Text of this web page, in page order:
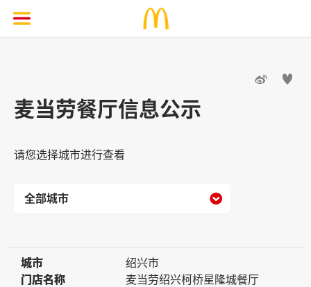
 
麦当劳餐厅信息公示
请您选择城市进行查看

城市
城市
绍兴市
门店名称
门店名称
麦当劳绍兴柯桥星隆城餐厅